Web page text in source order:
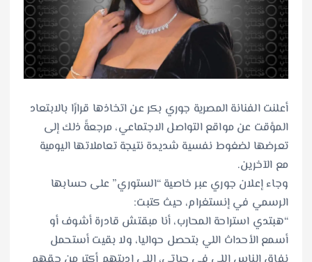
أعلنت الفنانة المصرية جوري بكر عن اتخاذها قرارًا بالابتعاد
المؤقت عن مواقع التواصل الاجتماعي، مرجعةً ذلك إلى
تعرضها لضغوط نفسية شديدة نتيجة تعاملاتها اليومية
مع الآخرين.
وجاء إعلان جوري عبر خاصية “الستوري” على حسابها
الرسمي في إنستغرام، حيث كتبت:
“هبتدي استراحة المحارب، أنا مبقتش قادرة أشوف أو
أسمع الأحداث اللي بتحصل حواليا، ولا بقيت أستحمل